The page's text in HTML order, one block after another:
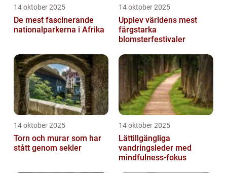
14 oktober 2025
De mest fascinerande
nationalparkerna i Afrika
14 oktober 2025
Upplev världens mest
färgstarka
blomsterfestivaler
14 oktober 2025
Torn och murar som har
stått genom sekler
14 oktober 2025
Lättillgängliga
vandringsleder med
mindfulness-fokus